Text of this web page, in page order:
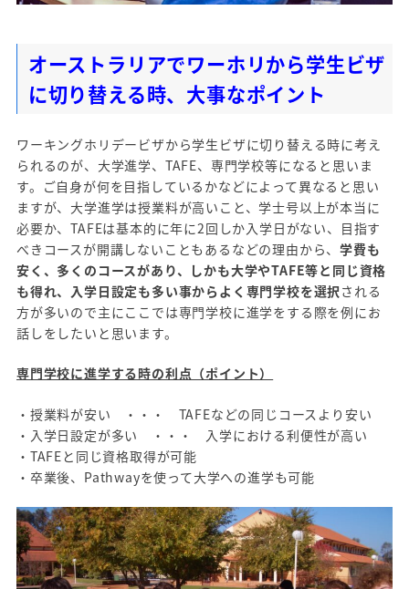
オーストラリアでワーホリから学生ビザ
に切り替える時、大事なポイント
ワーキングホリデービザから学生ビザに切り替える時に考え
られるのが、大学進学、TAFE、専門学校等になると思いま
す。ご自身が何を目指しているかなどによって異なると思い
ますが、大学進学は授業料が高いこと、学士号以上が本当に
必要か、TAFEは基本的に年に2回しか入学日がない、目指す
べきコースが開講しないこともあるなどの理由から、学費も
安く、多くのコースがあり、しかも大学やTAFE等と同じ資格
も得れ、入学日設定も多い事からよく専門学校を選択 される
方が多いので主にここでは専門学校に進学をする際を例にお
話しをしたいと思います。
専門学校に進学する時の利点（ポイント）
・授業料が安い ・・・ TAFEなどの同じコースより安い
・入学日設定が多い ・・・ 入学における利便性が高い
・TAFEと同じ資格取得が可能
・卒業後、Pathwayを使って大学への進学も可能